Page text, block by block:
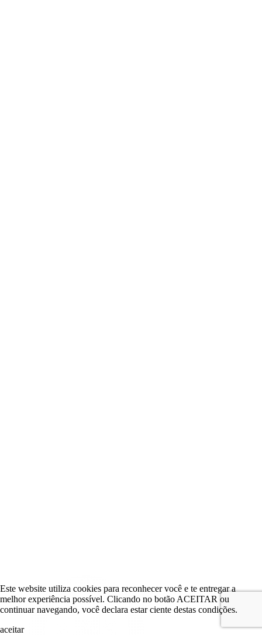
Este website utiliza cookies para reconhecer você e te entregar a
melhor experiência possível. Clicando no botão ACEITAR ou
continuar navegando, você declara estar ciente destas condições.
aceitar